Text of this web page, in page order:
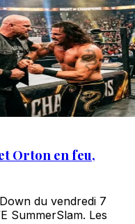
Orton en feu,
du vendredi 7
SummerSlam. Les